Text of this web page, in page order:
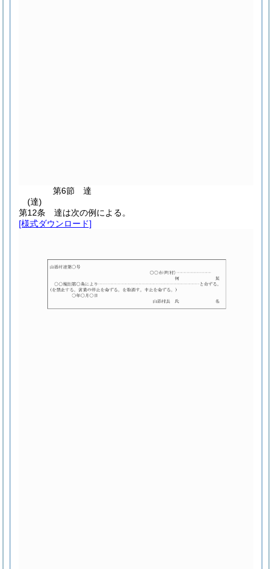
第6節
達
(達)
第12条
達は次の例による。
[様式ダウンロード]